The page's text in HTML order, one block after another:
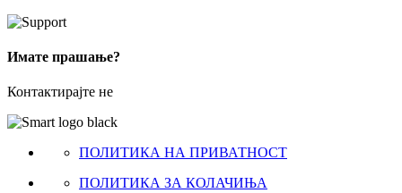
Имате прашање?
Контактирајте не
ПОЛИТИКА НА ПРИВАТНОСТ
ПОЛИТИКА ЗА КОЛАЧИЊА